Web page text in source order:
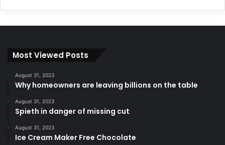
Most Viewed Posts
August 31, 2023
Why homeowners are leaving billions on the table
August 31, 2023
Spieth in danger of missing cut
August 31, 2023
Ice Cream Maker Free Chocolate